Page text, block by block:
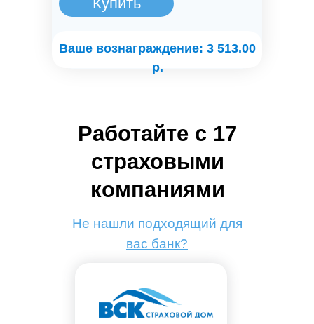
Ваше вознаграждение: 3 513.00
р.
Работайте с 17
страховыми
компаниями
Не нашли подходящий для
вас банк?